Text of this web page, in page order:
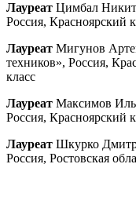
Лауреат Цимбал
Россия, Красноярский
Лауреат Мигунов
техников», Россия,
класс
Лауреат Максимов
Россия, Красноярский
Лауреат Шкурко
Россия, Ростовская